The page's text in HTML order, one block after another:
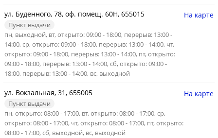
ул. Буденного, 78, оф. помещ. 60Н, 655015
Пункт выдачи
пн, выходной, вт, открыто: 09:00 - 18:00, перерыв: 13:00 -
14:00, ср, открыто: 09:00 - 18:00, перерыв: 13:00 - 14:00, чт,
открыто: 09:00 - 18:00, перерыв: 13:00 - 14:00, пт, открыто:
09:00 - 18:00, перерыв: 13:00 - 14:00, сб, открыто: 09:00 -
18:00, перерыв: 13:00 - 14:00, вс, выходной
На карте
ул. Вокзальная, 31, 655005
Пункт выдачи
пн, открыто: 08:00 - 17:00, вт, открыто: 08:00 - 17:00, ср,
открыто: 08:00 - 17:00, чт, открыто: 08:00 - 17:00, пт, открыто:
08:00 - 17:00, сб, выходной, вс, выходной
На карте